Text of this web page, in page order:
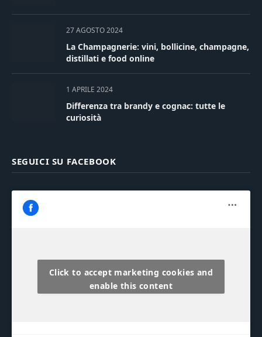
27 AGOSTO 2024
La Champagnerie: vini, bollicine, champagne,
distillati e food online
1 APRILE 2024
Differenza tra brandy e cognac: tutte le
curiosità
SEGUICI SU FACEBOOK
Click to accept marketing cookies and
enable this content